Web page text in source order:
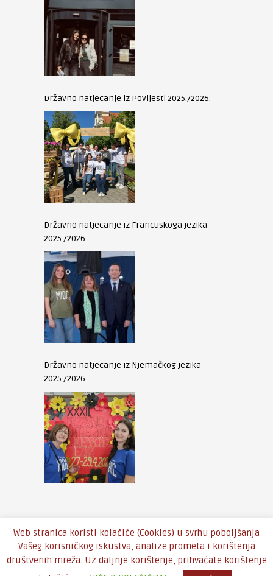
Državno natjecanje iz Povijesti 2025./2026.
Državno natjecanje iz Francuskoga jezika
2025./2026.
Državno natjecanje iz Njemačkog jezika
2025./2026.
Copyright © 2016 - Theme by An-Themes
Web stranica koristi kolačiće (Cookies) u svrhu poboljšanja
Vašeg korisničkog iskustva, analize prometa i korištenja
društvenih mreža. Uz daljnje korištenje, prihvaćate korištenje